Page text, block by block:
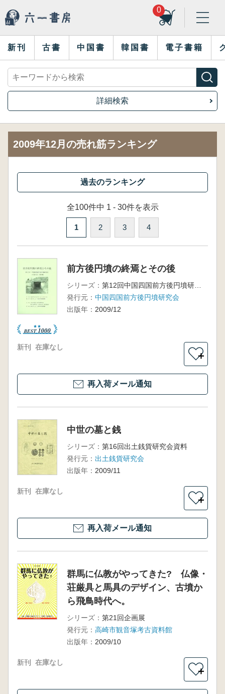
0
新刊 古書 中国書 韓国書 電子書籍
詳細検索
2009年12月の売れ筋ランキング
全100件中 1 - 30件を表示
1 2 3 4
前方後円墳の終焉とその後
シリーズ：
第12回中国四国前方後円墳研究会(広島大会)
発行元： 中国四国前方後円墳研究会
出版年： 2009/12
新刊 在庫なし
＋
再入荷メール通知
中世の墓と銭
シリーズ： 第16回出土銭貨研究会資料
発行元： 出土銭貨研究会
出版年： 2009/11
新刊 在庫なし
＋
再入荷メール通知
群馬に仏教がやってきた? 仏像・
荘厳具と馬具のデザイン、古墳か
ら飛鳥時代へ。
シリーズ： 第21回企画展
発行元： 高崎市観音塚考古資料館
出版年： 2009/10
新刊 在庫なし
＋